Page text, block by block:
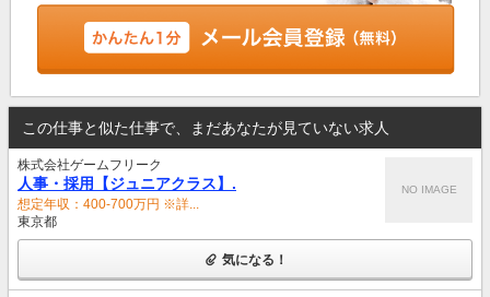
この仕事と似た仕事で、まだあなたが見ていない求人
株式会社ゲームフリーク
人事・採用【ジュニアクラス】.
想定年収：400-700万円 ※詳...
東京都
NO IMAGE
気になる！